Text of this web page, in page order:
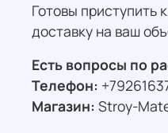
Готовы приступить
доставку на ваш
Есть вопросы по
Телефон:
Магазин: Stroy-